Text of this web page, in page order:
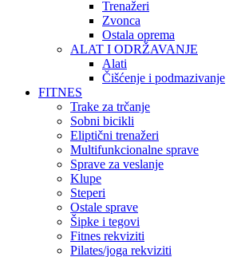
Trenažeri
Zvonca
Ostala oprema
ALAT I ODRŽAVANJE
Alati
Čišćenje i podmazivanje
FITNES
Trake za trčanje
Sobni bicikli
Eliptični trenažeri
Multifunkcionalne sprave
Sprave za veslanje
Klupe
Steperi
Ostale sprave
Šipke i tegovi
Fitnes rekviziti
Pilates/joga rekviziti